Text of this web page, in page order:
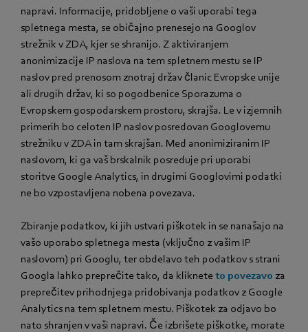
napravi. Informacije, pridobljene o vaši uporabi tega
spletnega mesta, se običajno prenesejo na Googlov
strežnik v ZDA, kjer se shranijo. Z aktiviranjem
anonimizacije IP naslova na tem spletnem mestu se IP
naslov pred prenosom znotraj držav članic Evropske unije
ali drugih držav, ki so pogodbenice Sporazuma o
Evropskem gospodarskem prostoru, skrajša. Le v izjemnih
primerih bo celoten IP naslov posredovan Googlovemu
strežniku v ZDA in tam skrajšan. Med anonimiziranim IP
naslovom, ki ga vaš brskalnik posreduje pri uporabi
storitve Google Analytics, in drugimi Googlovimi podatki
ne bo vzpostavljena nobena povezava.
Zbiranje podatkov, ki jih ustvari piškotek in se nanašajo na
vašo uporabo spletnega mesta (vključno z vašim IP
naslovom) pri Googlu, ter obdelavo teh podatkov s strani
Googla lahko preprečite tako, da kliknete to povezavo za
preprečitev prihodnjega pridobivanja podatkov z Google
Analytics na tem spletnem mestu. Piškotek za odjavo bo
nato shranjen v vaši napravi. Če izbrišete piškotke, morate